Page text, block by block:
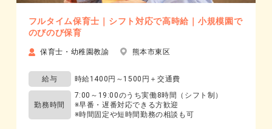
フルタイム保育士｜シフト対応で高時給｜小規模園で
のびのび保育
保育士・幼稚園教諭 熊本市東区
給与 時給1400円～1500円＋交通費
勤務時間
7:00～19:00のうち実働8時間（シフト制）
※早番・遅番対応できる方歓迎
※時間固定や短時間勤務の相談も可